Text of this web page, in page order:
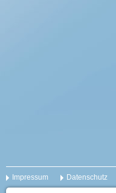
Impressum Datenschutz